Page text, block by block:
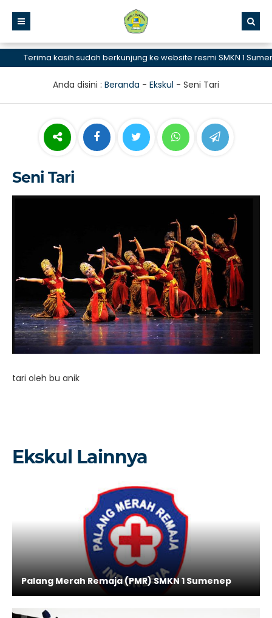
Terima kasih sudah berkunjung ke website resmi SMKN 1
Anda disini : Beranda - Ekskul - Seni Tari
Seni Tari
tari oleh bu anik
Ekskul Lainnya
Palang Merah Remaja (PMR) SMKN 1 Sumenep